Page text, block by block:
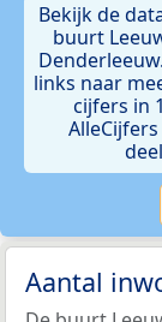
Bekijk de
buurt
links naar
cijfers in
Aantal